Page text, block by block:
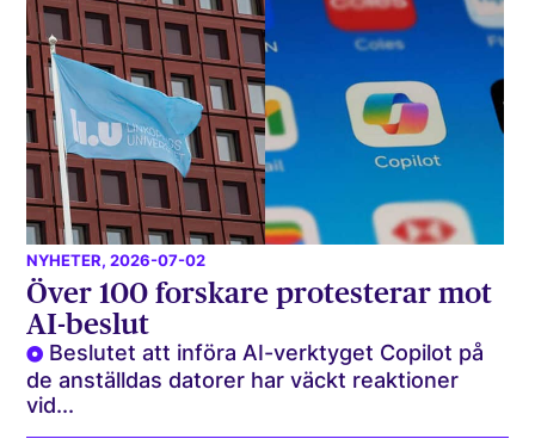
NYHETER, 2026-07-02
Över 100 forskare protesterar mot
AI-beslut
Beslutet att införa AI-verktyget Copilot på
de anställdas datorer har väckt reaktioner
vid...